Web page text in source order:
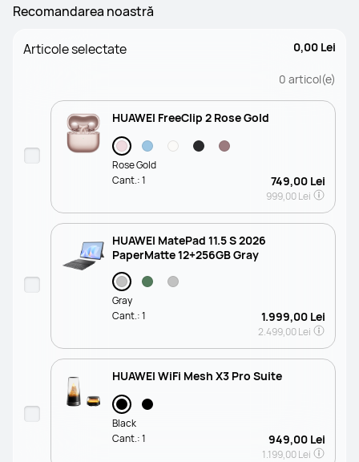
Recomandarea noastră
Articole selectate 0,00 Lei
0 articol(e)
HUAWEI FreeClip 2 Rose Gold
Rose Gold
749,00 Lei
999,00 Lei
Cant.:1
HUAWEI MatePad 11.5 S 2026
PaperMatte 12+256GB Gray
Gray
1.999,00 Lei
2.499,00 Lei
Cant.:1
HUAWEI WiFi Mesh X3 Pro Suite
Black
949,00 Lei
1.199,00 Lei
Cant.:1